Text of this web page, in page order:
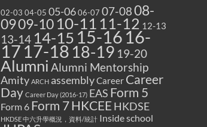
02-03 04-05 05-0606-07 07-0808-
0909-10 10-11 11-12 12-13
13-14 14-15 15-16 16-
17 17-18 18-19 19-20
Alumni Alumni Mentorship
Amity ARCH assemblyCareer Career
Day Career Day (2016-17) EAS Form 5
Form 6 Form 7HKCEE HKDSE
HKDSE 中六升學概況，資料/統計 Inside school